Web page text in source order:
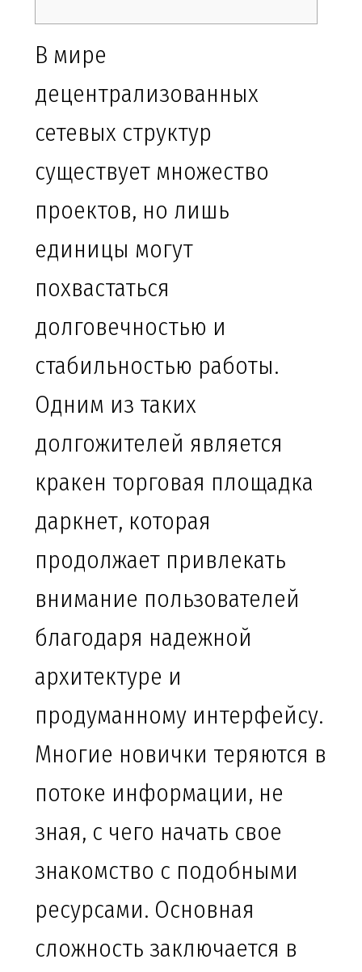
В мире
децентрализованных
сетевых структур
существует множество
проектов, но лишь
единицы могут
похвастаться
долговечностью и
стабильностью работы.
Одним из таких
долгожителей является
кракен торговая площадка
даркнет, которая
продолжает привлекать
внимание пользователей
благодаря надежной
архитектуре и
продуманному интерфейсу.
Многие новички теряются в
потоке информации, не
зная, с чего начать свое
знакомство с подобными
ресурсами. Основная
сложность заключается в